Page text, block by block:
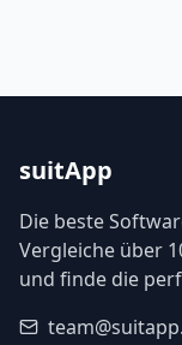
suitApp
Die beste
Vergleiche über
und finde die